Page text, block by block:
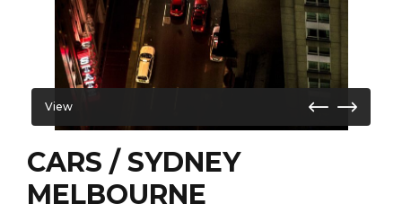
View
CARS / SYDNEY
MELBOURNE